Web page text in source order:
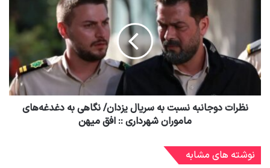
نظرات دوجانبه نسبت به سریال یزدان/ نگاهی به دغدغه‌های
ماموران شهرداری :: افق میهن
نوشته های مشابه